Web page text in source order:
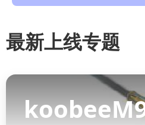
最新上线专题